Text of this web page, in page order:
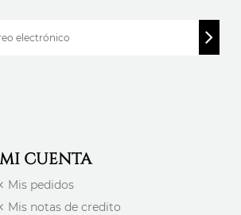
MI CUENTA
Mis pedidos
Mis notas de credito